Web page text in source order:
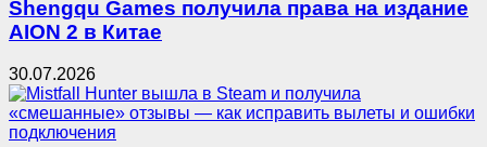
Shengqu Games получила права на издание
AION 2 в Китае
30.07.2026